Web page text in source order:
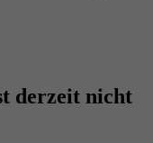
derzeit nicht